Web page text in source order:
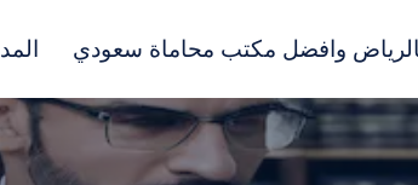
وافضل مكتب محاماة سعودي